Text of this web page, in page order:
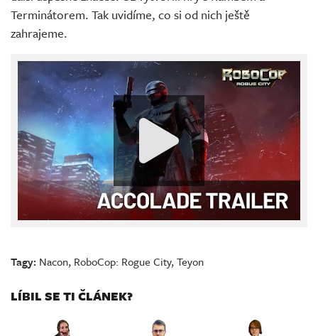
Terminátorem. Tak uvidíme, co si od nich ještě
zahrajeme.
Tagy: Nacon, RoboCop: Rogue City,Teyon
LÍBIL SE TI ČLÁNEK?